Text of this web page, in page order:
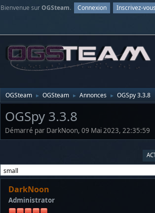
Bienvenue surOGSteam. Connexion Inscrivez-vous
OGSteam ► OGSteam ► Annonces ► OGSpy 3.3.8
OGSpy 3.3.8
Démarré par DarkNoon, 09 Mai 2023, 22:35:59
DarkNoon
Administrator